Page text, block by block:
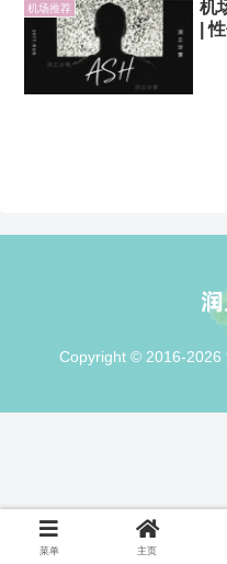
机场推荐
机
|
Copyright © 2016-2026
菜单 主页